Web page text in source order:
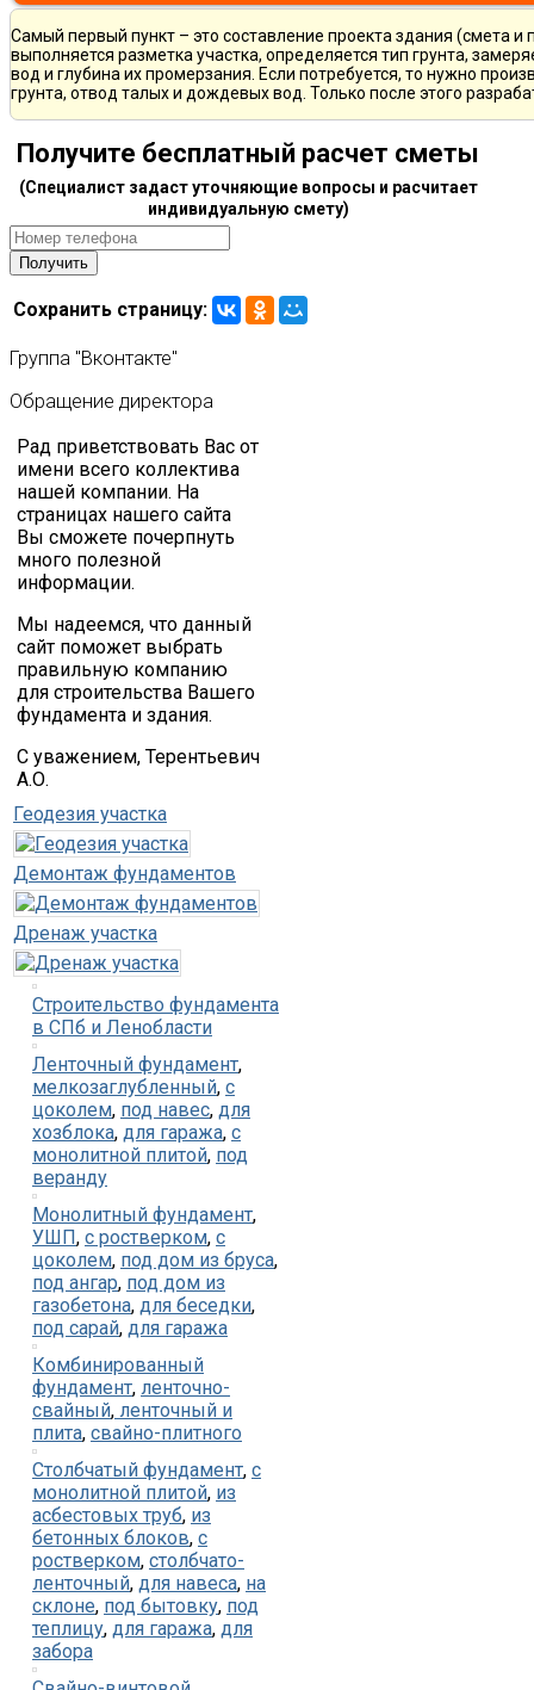
Самый первый пункт – это составление проекта здания (смета
выполняется разметка участка, определяется тип грунта,
вод и глубина их промерзания. Если потребуется, то нужно
грунта, отвод талых и дождевых вод. Только после этого
Получите бесплатный расчет сметы
(Специалист задаст уточняющие вопросы и расчитает
индивидуальную смету)
Сохранить страницу:
Группа "Вконтакте"
Обращение директора
Рад приветствовать Вас от
имени всего коллектива
нашей компании. На
страницах нашего сайта
Вы сможете почерпнуть
много полезной
информации.
Мы надеемся, что данный
сайт поможет выбрать
правильную компанию
для строительства Вашего
фундамента и здания.
С уважением, Терентьевич
А.О.
Геодезия участка
Демонтаж фундаментов
Дренаж участка
Строительство фундамента
в СПб и Ленобласти
Ленточный фундамент,
мелкозаглубленный, с
цоколем, под навес, для
хозблока, для гаража, с
монолитной плитой, под
веранду
Монолитный фундамент,
УШП, с ростверком, с
цоколем, под дом из бруса,
под ангар, под дом из
газобетона, для беседки,
под сарай, для гаража
Комбинированный
фундамент, ленточно-
свайный, ленточный и
плита, свайно-плитного
Столбчатый фундамент, с
монолитной плитой, из
асбестовых труб, из
бетонных блоков, с
ростверком, столбчато-
ленточный, для навеса, на
склоне, под бытовку, под
теплицу, для гаража, для
забора